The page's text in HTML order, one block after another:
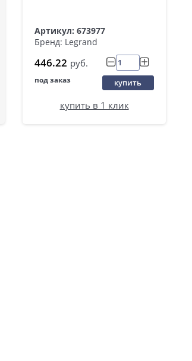
Артикул: 673977
Бренд: Legrand
446.22 руб.
под заказ купить
купить в 1 клик